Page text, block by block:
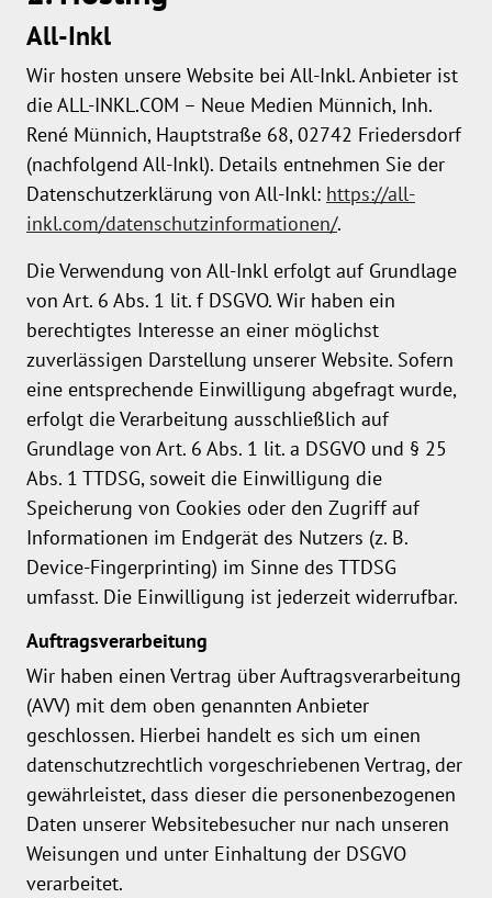
All-Inkl
Wir hosten unsere Website bei All-Inkl. Anbieter ist
die ALL-INKL.COM – Neue Medien Münnich, Inh.
René Münnich, Hauptstraße 68, 02742 Friedersdorf
(nachfolgend All-Inkl). Details entnehmen Sie der
Datenschutzerklärung von All-Inkl: https://all-
inkl.com/datenschutzinformationen/.
Die Verwendung von All-Inkl erfolgt auf Grundlage
von Art. 6 Abs. 1 lit. f DSGVO. Wir haben ein
berechtigtes Interesse an einer möglichst
zuverlässigen Darstellung unserer Website. Sofern
eine entsprechende Einwilligung abgefragt wurde,
erfolgt die Verarbeitung ausschließlich auf
Grundlage von Art. 6 Abs. 1 lit. a DSGVO und § 25
Abs. 1 TTDSG, soweit die Einwilligung die
Speicherung von Cookies oder den Zugriff auf
Informationen im Endgerät des Nutzers (z. B.
Device-Fingerprinting) im Sinne des TTDSG
umfasst. Die Einwilligung ist jederzeit widerrufbar.
Auftragsverarbeitung
Wir haben einen Vertrag über Auftragsverarbeitung
(AVV) mit dem oben genannten Anbieter
geschlossen. Hierbei handelt es sich um einen
datenschutzrechtlich vorgeschriebenen Vertrag, der
gewährleistet, dass dieser die personenbezogenen
Daten unserer Websitebesucher nur nach unseren
Weisungen und unter Einhaltung der DSGVO
verarbeitet.